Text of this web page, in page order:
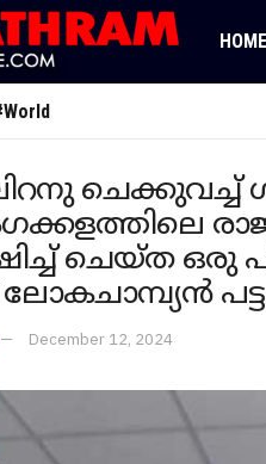
HOME
ചെയ്ത ഒരു
December 12, 2024